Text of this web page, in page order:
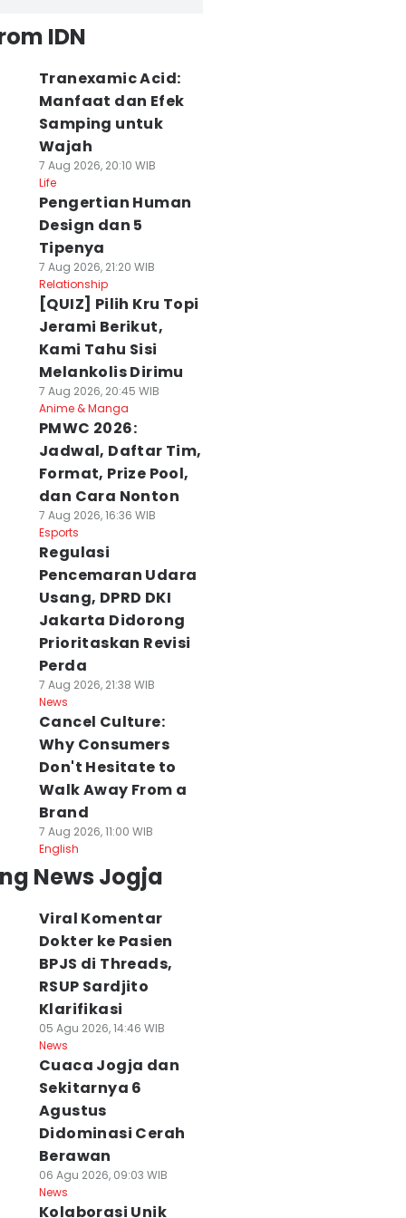
IDN
Tranexamic Acid:
Manfaat dan Efek
Samping untuk
Wajah
7 Aug 2026, 20:10 WIB
Life
Pengertian Human
Design dan 5
Tipenya
7 Aug 2026, 21:20 WIB
Relationship
[QUIZ] Pilih Kru Topi
Jerami Berikut,
Kami Tahu Sisi
Melankolis Dirimu
7 Aug 2026, 20:45 WIB
Anime & Manga
PMWC 2026:
Jadwal, Daftar Tim,
Format, Prize Pool,
dan Cara Nonton
7 Aug 2026, 16:36 WIB
Esports
Regulasi
Pencemaran Udara
Usang, DPRD DKI
Jakarta Didorong
Prioritaskan Revisi
Perda
7 Aug 2026, 21:38 WIB
News
Cancel Culture:
Why Consumers
Don't Hesitate to
Walk Away From a
Brand
7 Aug 2026, 11:00 WIB
English
News Jogja
Viral Komentar
Dokter ke Pasien
BPJS di Threads,
RSUP Sardjito
Klarifikasi
05 Agu 2026, 14:46 WIB
News
Cuaca Jogja dan
Sekitarnya 6
Agustus
Didominasi Cerah
Berawan
06 Agu 2026, 09:03 WIB
News
Kolaborasi Unik